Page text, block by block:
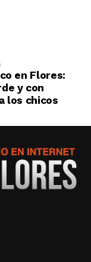
en Flores:
y con
los chicos